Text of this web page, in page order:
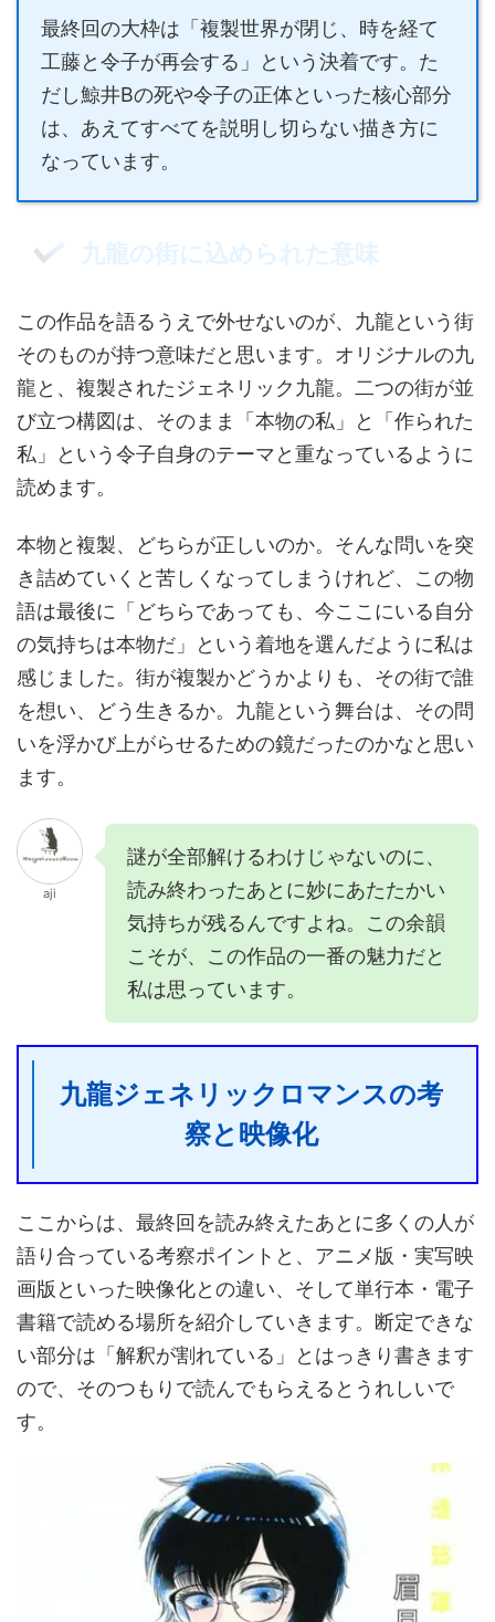
最終回の大枠は「複製世界が閉じ、時を経て
工藤と令子が再会する」という決着です。た
だし鯨井Bの死や令子の正体といった核心部分
は、あえてすべてを説明し切らない描き方に
なっています。
九龍の街に込められた意味
この作品を語るうえで外せないのが、九龍という街
そのものが持つ意味だと思います。オリジナルの九
龍と、複製されたジェネリック九龍。二つの街が並
び立つ構図は、そのまま「本物の私」と「作られた
私」という令子自身のテーマと重なっているように
読めます。
本物と複製、どちらが正しいのか。そんな問いを突
き詰めていくと苦しくなってしまうけれど、この物
語は最後に「どちらであっても、今ここにいる自分
の気持ちは本物だ」という着地を選んだように私は
感じました。街が複製かどうかよりも、その街で誰
を想い、どう生きるか。九龍という舞台は、その問
いを浮かび上がらせるための鏡だったのかなと思い
ます。
aji
謎が全部解けるわけじゃないのに、
読み終わったあとに妙にあたたかい
気持ちが残るんですよね。この余韻
こそが、この作品の一番の魅力だと
私は思っています。
九龍ジェネリックロマンスの考
察と映像化
ここからは、最終回を読み終えたあとに多くの人が
語り合っている考察ポイントと、アニメ版・実写映
画版といった映像化との違い、そして単行本・電子
書籍で読める場所を紹介していきます。断定できな
い部分は「解釈が割れている」とはっきり書きます
ので、そのつもりで読んでもらえるとうれしいで
す。